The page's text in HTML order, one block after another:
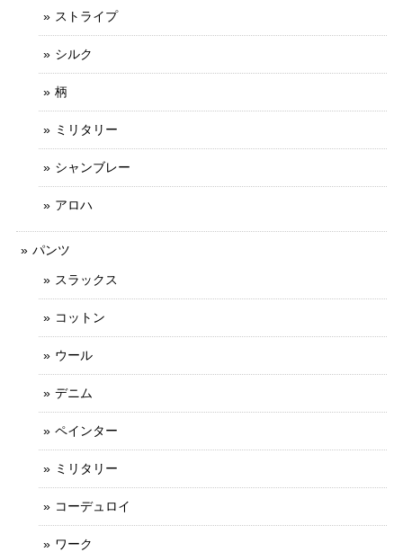
ストライプ
シルク
柄
ミリタリー
シャンブレー
アロハ
パンツ
スラックス
コットン
ウール
デニム
ペインター
ミリタリー
コーデュロイ
ワーク